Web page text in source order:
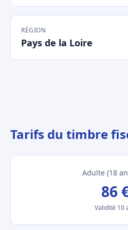
RÉGION
Pays de la Loire
Tarifs du timbre
Adulte (18
86
Validité 10